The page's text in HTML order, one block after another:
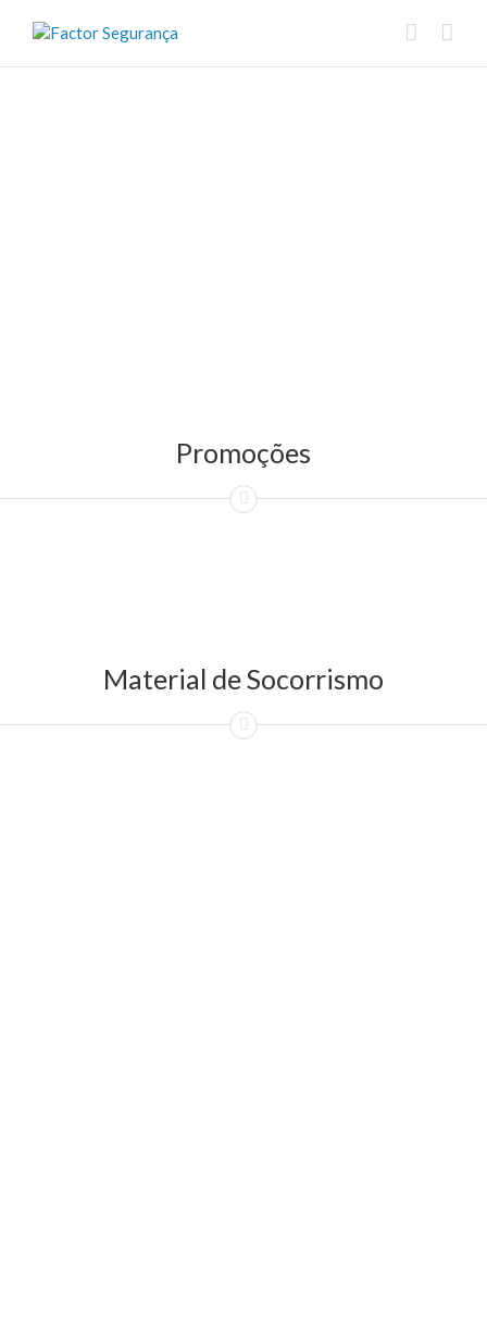
Promoções
Material de Socorrismo